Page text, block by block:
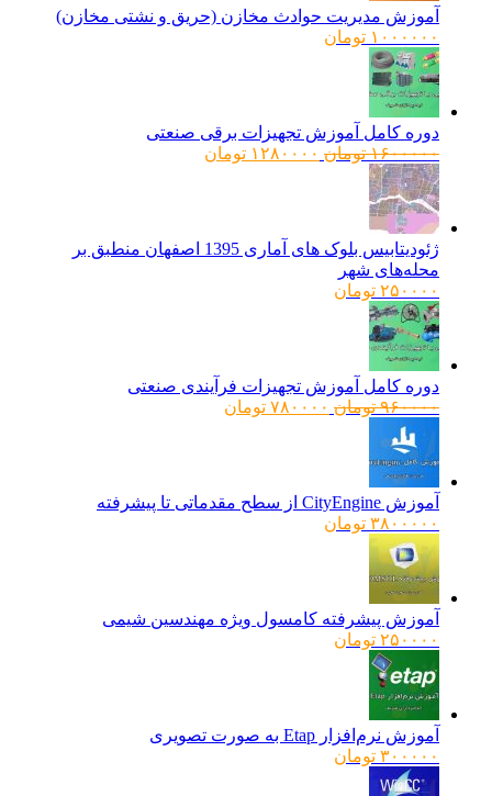
آموزش مدیریت حوادث مخازن (حریق و نشتی مخازن)
۱۰۰۰۰۰۰ تومان
دوره کامل آموزش تجهیزات برقی صنعتی
۱۶۰۰۰۰۰ تومانقیمت
۱۲۸۰۰۰۰ تومانقیمت
ژئودیتابیس بلوک های آماری 1395 اصفهان منطبق بر
محله‌های شهر
۲۵۰۰۰۰ تومان
دوره کامل آموزش تجهیزات فرآیندی صنعتی
۹۶۰۰۰۰ تومانقیمت
۷۸۰۰۰۰ تومانقیمت
آموزش CityEngine از سطح مقدماتی تا پیشرفته
۳۸۰۰۰۰۰ تومان
آموزش پیشرفته کامسول ویژه مهندسین شیمی
۲۵۰۰۰۰ تومان
آموزش نرم‌افزار Etap به صورت تصویری
۳۰۰۰۰۰ تومان